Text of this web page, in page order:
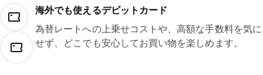
海外でも使えるデビットカード
為替レートへの上乗せコストや、高額な手数料を気に
せず、どこでも安心してお買い物を楽しめます。